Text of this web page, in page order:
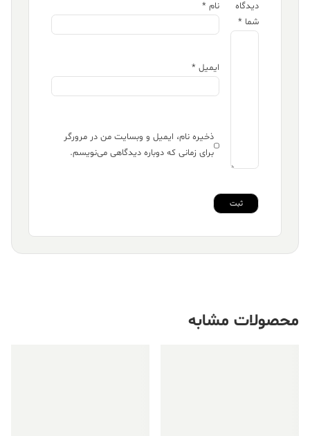
دیدگاه
شما *
نام *
ایمیل *
ذخیره نام، ایمیل و وبسایت من در مرورگر
برای زمانی که دوباره دیدگاهی می‌نویسم.
محصولات مشابه